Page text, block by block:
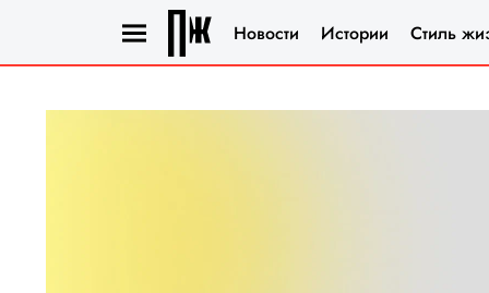
Новости Истории Стиль